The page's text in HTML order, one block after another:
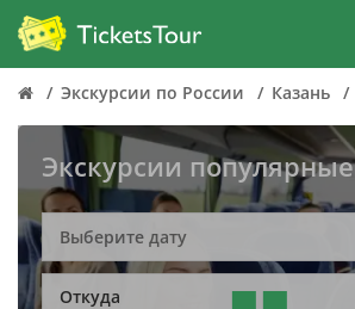
Экскурсии по России Казань
Экскурсии популярные
Откуда